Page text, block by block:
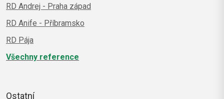
RD Andrej - Praha západ
RD Anife - Příbramsko
RD Pája
Všechny reference
Ostatní